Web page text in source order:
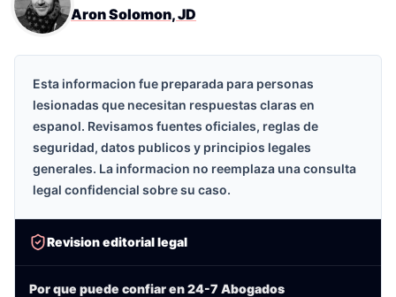
Aron Solomon, JD
Esta informacion fue preparada para personas
lesionadas que necesitan respuestas claras en
espanol. Revisamos fuentes oficiales, reglas de
seguridad, datos publicos y principios legales
generales. La informacion no reemplaza una consulta
legal confidencial sobre su caso.
Revision editorial legal
Por que puede confiar en 24-7 Abogados